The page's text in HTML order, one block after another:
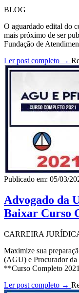
BLOG
O aguardado edital do
mais próximo de ser
Fundação de
Ler post completo →
Publicado em: 05/03/
Advogado da
Baixar Curso
CARREIRA
Maximize sua
(AGU) e Procurador da
**Curso Completo
Ler post completo →